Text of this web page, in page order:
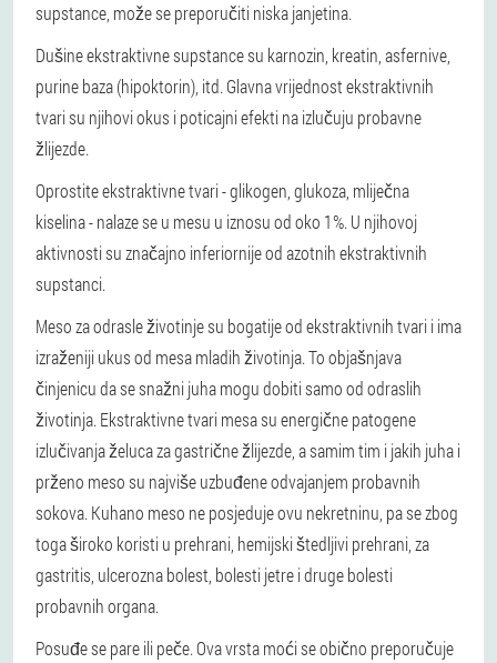
supstance, može se preporučiti niska janjetina.
Dušine ekstraktivne supstance su karnozin, kreatin, asfernive,
purine baza (hipoktorin), itd. Glavna vrijednost ekstraktivnih
tvari su njihovi okus i poticajni efekti na izlučuju probavne
žlijezde.
Oprostite ekstraktivne tvari - glikogen, glukoza, mliječna
kiselina - nalaze se u mesu u iznosu od oko 1%. U njihovoj
aktivnosti su značajno inferiornije od azotnih ekstraktivnih
supstanci.
Meso za odrasle životinje su bogatije od ekstraktivnih tvari i ima
izraženiji ukus od mesa mladih životinja. To objašnjava
činjenicu da se snažni juha mogu dobiti samo od odraslih
životinja. Ekstraktivne tvari mesa su energične patogene
izlučivanja želuca za gastrične žlijezde, a samim tim i jakih juha i
prženo meso su najviše uzbuđene odvajanjem probavnih
sokova. Kuhano meso ne posjeduje ovu nekretninu, pa se zbog
toga široko koristi u prehrani, hemijski štedljivi prehrani, za
gastritis, ulcerozna bolest, bolesti jetre i druge bolesti
probavnih organa.
Posuđe se pare ili peče. Ova vrsta moći se obično preporučuje